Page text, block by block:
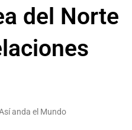
del Norte
anda el Mundo